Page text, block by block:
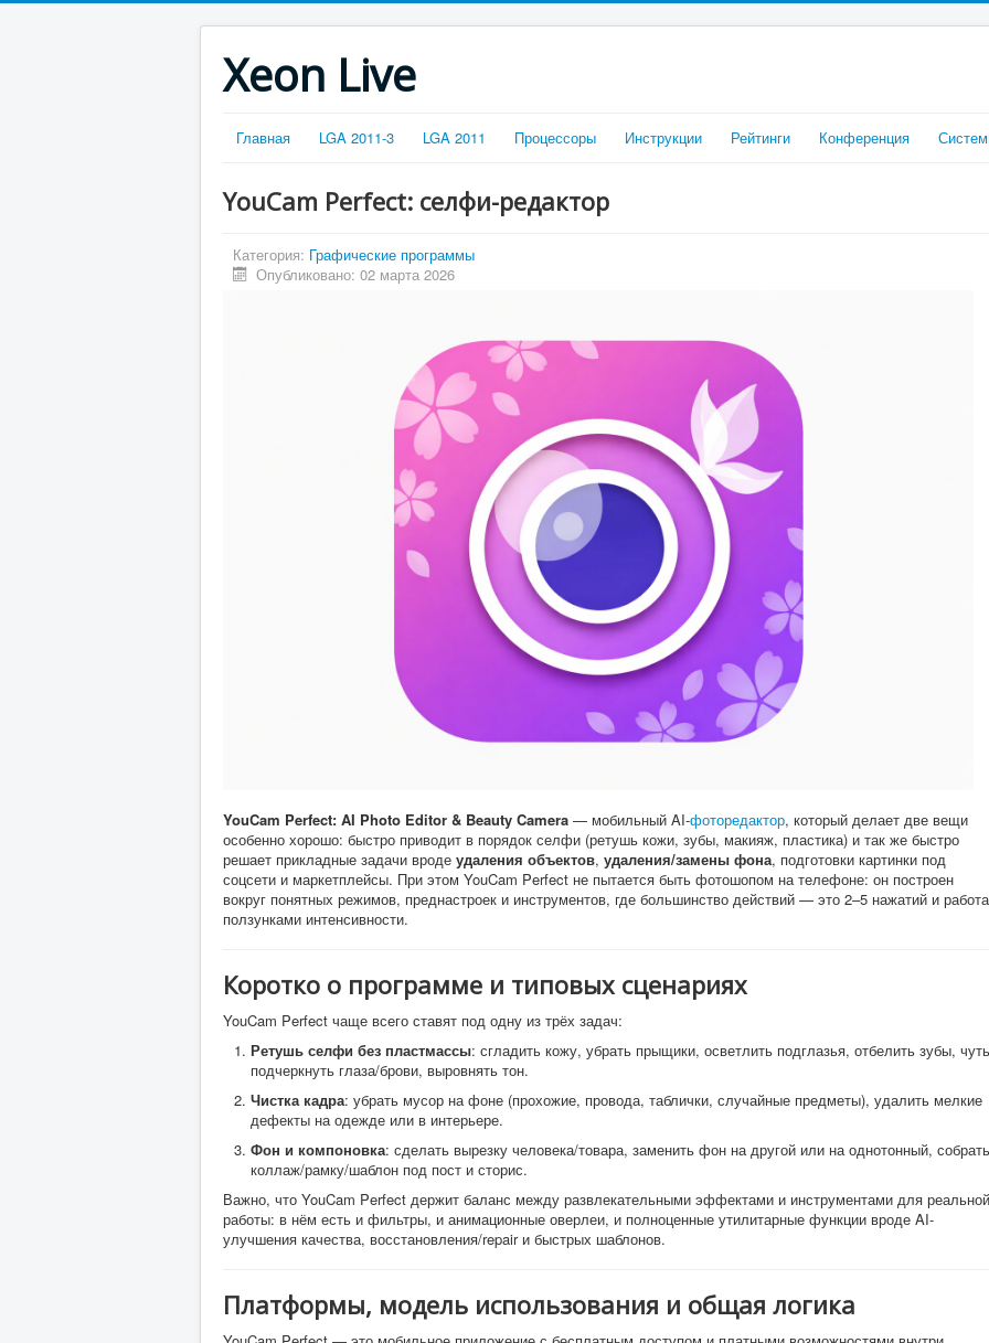
Xeon Live
Главная LGA 2011-3 LGA 2011 Процессоры Инструкции Рейтинги Конференция
YouCam Perfect: селфи-редактор
Категория: Графические программы
Опубликовано: 02 марта 2026
YouCam Perfect: AI Photo Editor & Beauty Camera — мобильный AI-фоторедактор, который делает две вещи
особенно хорошо: быстро приводит в порядок селфи (ретушь кожи, зубы, макияж, пластика) и так же быстро
решает прикладные задачи вроде удаления объектов, удаления/замены фона, подготовки картинки под
соцсети и маркетплейсы. При этом YouCam Perfect не пытается быть фотошопом на телефоне: он построен
вокруг понятных режимов, преднастроек и инструментов, где большинство действий — это 2–5 нажатий и работа
ползунками интенсивности.
Коротко о программе и типовых сценариях
YouCam Perfect чаще всего ставят под одну из трёх задач:
Ретушь селфи без пластмассы: сгладить кожу, убрать прыщики, осветлить подглазья, отбелить зубы, чуть
подчеркнуть глаза/брови, выровнять тон.
Чистка кадра: убрать мусор на фоне (прохожие, провода, таблички, случайные предметы), удалить мелкие
дефекты на одежде или в интерьере.
Фон и компоновка: сделать вырезку человека/товара, заменить фон на другой или на однотонный, собрать
коллаж/рамку/шаблон под пост и сторис.
Важно, что YouCam Perfect держит баланс между развлекательными эффектами и инструментами для реальной
работы: в нём есть и фильтры, и анимационные оверлеи, и полноценные утилитарные функции вроде AI-
улучшения качества, восстановления/repair и быстрых шаблонов.
Платформы, модель использования и общая логика